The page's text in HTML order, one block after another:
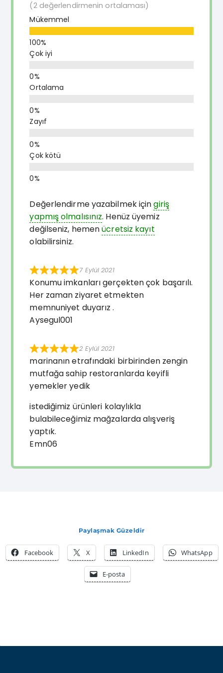
(2 değerlendirmenin ortalaması)
Mükemmel
Çok iyi
Ortalama
Zayıf
Çok kötü
Değerlendirme yazabilmek içingiriş
yapmış olmalısınız. Henüz üyemiz
değilseniz, hemenücretsiz kayıt
olabilirsiniz.
7 Eylül 2021
Konumu imkanları gerçekten çok başarılı.
Her zaman ziyaret etmekten
memnuniyet duyarız .
Aysegul001
2 Eylül 2021
marinanın etrafındaki birbirinden zengin
mutfağa sahip restoranlarda keyifli
yemekler yedik
istediğimiz ürünleri kolaylıkla
bulabileceğimiz mağzalarda alışveriş
yaptık.
Emn06
Paylaşmak Güzeldir
Facebook X LinkedIn WhatsApp
E-posta